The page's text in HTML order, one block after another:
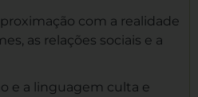
com a realidade
as relações sociais e a
e a linguagem culta e